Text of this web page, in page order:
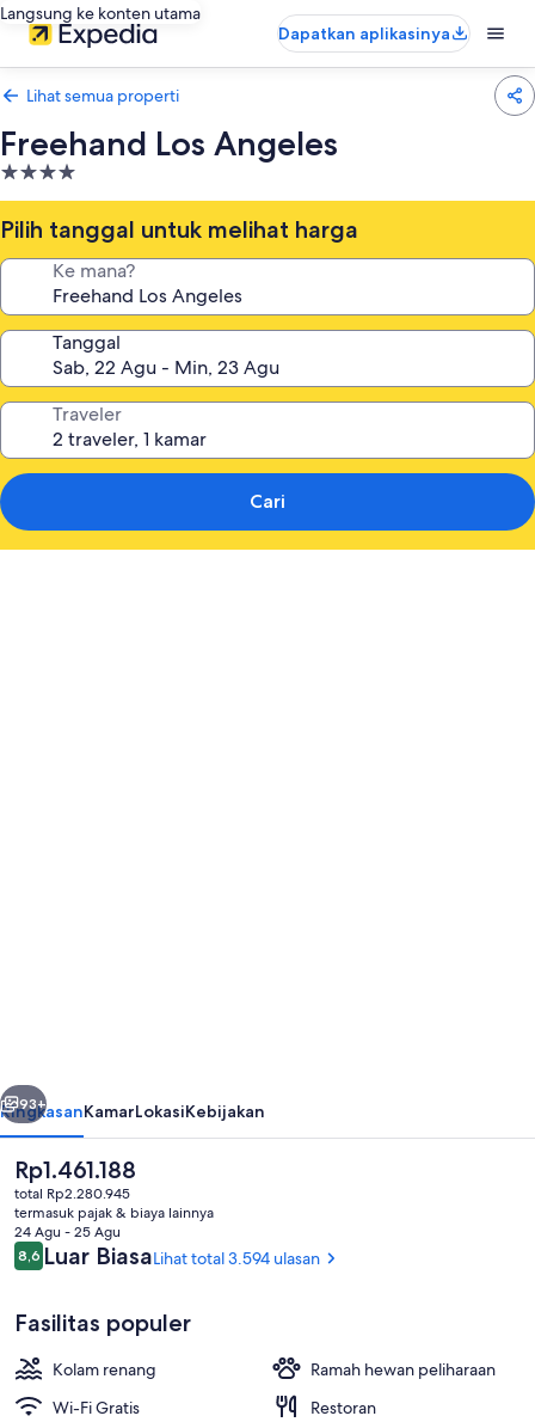
Langsung ke konten utama
Dapatkan aplikasinya
Lihat semua properti
Freehand Los Angeles
Properti
bintang
4.0
Pilih tanggal untuk melihat harga
Ke mana?
Tanggal
Traveler
Cari
Ruang duduk lobi
Berikutnya
93+
RingkasanKamarLokasiKebijakan
Harga
saat
ini
Rp1.461.188
Rp1.461.188
total Rp2.280.945
termasuk pajak & biaya lainnya
24 Agu - 25 Agu
Ulasan
8,68,6 dari 10
Luar BiasaLihat total 3.594 ulasan
Fasilitas populer
Kolam renang
Ramah hewan peliharaan
Wi-Fi Gratis
Restoran